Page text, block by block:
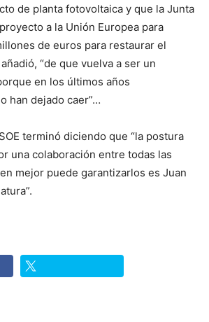
de planta fotovoltaica y que la Junta
a la Unión Europea para
de euros para restaurar el
“de que vuelva a ser un
en los últimos años
han dejado caer”…
terminó diciendo que “la postura
una colaboración entre todas las
mejor puede garantizarlos es Juan